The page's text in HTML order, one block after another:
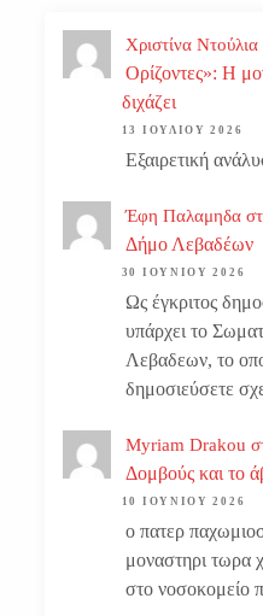
Χριστίνα
Ορίζοντες»: Η
διχάζει
13 ΙΟΥΛΊΟΥ 2026
Εξαιρετική
Έφη Παλαμηδα
Δήμο Λεβαδέων
30 ΙΟΥΝΊΟΥ 2026
Ως έγκριτος
υπάρχει το
Λεβαδεων, το
δημοσιεύσετε
Myriam Drakou
Δομβούς και το
10 ΙΟΥΝΊΟΥ 2026
ο πατερ
μοναστηρι τωρα
στο νοσοκομείο